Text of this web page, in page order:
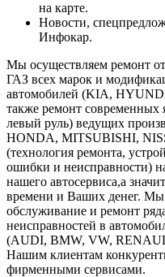
на карте.
Новости,
Инфокар.
Мы осуществляем ремонт
ГАЗ всех марок и
автомобилей (KIA,
также ремонт
левый руль) ведущих
HONDA, MITSUBISHI,
(технология ремонта,
ошибки и неисправности)
нашего автосервиса,а
времени и Ваших денег. Мы
обслуживание и ремонт
неисправностей в
(AUDI, BMW, VW,
Нашим клиентам
фирменными сервисами.